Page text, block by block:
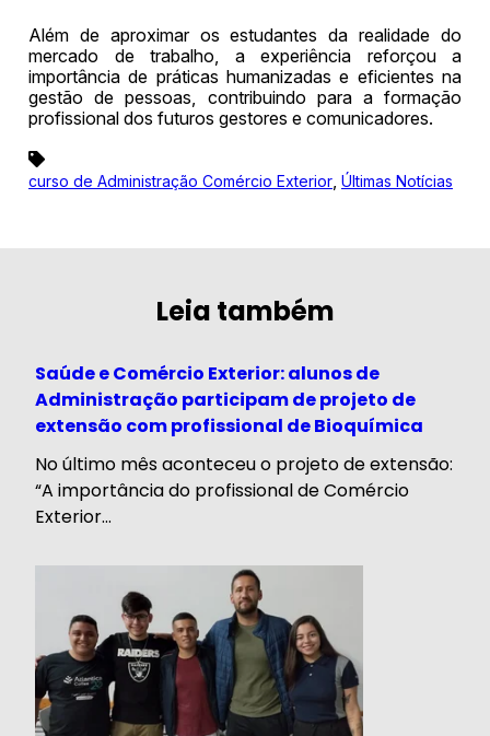
Além de aproximar os estudantes da realidade do
mercado de trabalho, a experiência reforçou a
importância de práticas humanizadas e eficientes na
gestão de pessoas, contribuindo para a formação
profissional dos futuros gestores e comunicadores.
curso de Administração Comércio Exterior Últimas Notícias
Leia também
Saúde e Comércio Exterior: alunos de
Administração participam de projeto de
extensão com profissional de Bioquímica
No último mês aconteceu o projeto de extensão:
“A importância do profissional de Comércio
Exterior...